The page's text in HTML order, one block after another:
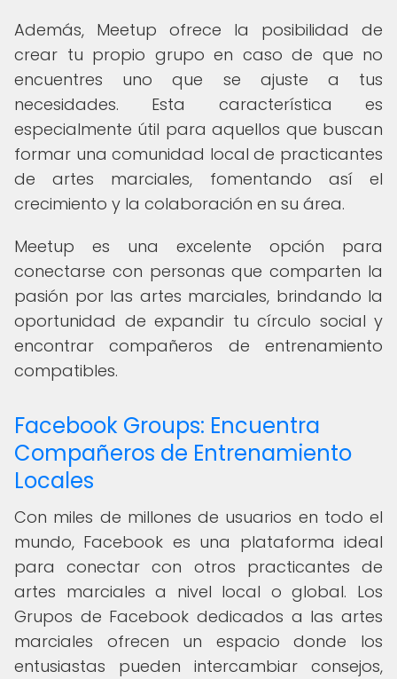
Además, Meetup ofrece la posibilidad de
crear tu propio grupo en caso de que no
encuentres uno que se ajuste a tus
necesidades. Esta característica es
especialmente útil para aquellos que buscan
formar una comunidad local de practicantes
de artes marciales, fomentando así el
crecimiento y la colaboración en su área.
Meetup es una excelente opción para
conectarse con personas que comparten la
pasión por las artes marciales, brindando la
oportunidad de expandir tu círculo social y
encontrar compañeros de entrenamiento
compatibles.
Facebook Groups: Encuentra
Compañeros de Entrenamiento
Locales
Con miles de millones de usuarios en todo el
mundo, Facebook es una plataforma ideal
para conectar con otros practicantes de
artes marciales a nivel local o global. Los
Grupos de Facebook dedicados a las artes
marciales ofrecen un espacio donde los
entusiastas pueden intercambiar consejos,